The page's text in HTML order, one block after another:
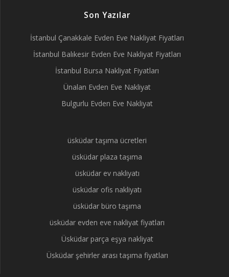
Son Yazılar
İstanbul Çanakkale Evden Eve Nakliyat Fiyatları
İstanbul Balıkesir Evden Eve Nakliyat Fiyatları
İstanbul Bursa Nakliyat Fiyatları
Ünalan Evden Eve Nakliyat
Bulgurlu Evden Eve Nakliyat
üsküdar taşıma ücretleri
üsküdar plaza taşıma
üsküdar ev nakliyatı
üsküdar ofis nakliyatı
üsküdar büro taşıma
üsküdar evden eve nakliyat fiyatları
Üsküdar parça eşya nakliyat
Üsküdar şehirler arası taşıma fiyatları